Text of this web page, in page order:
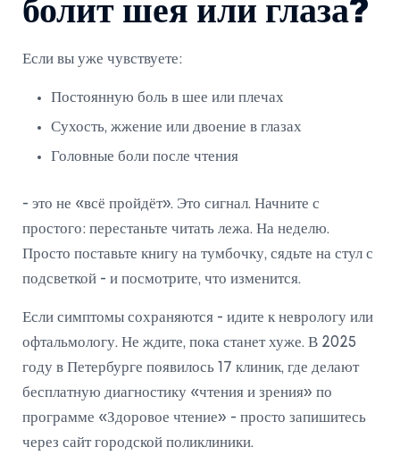
болит шея или глаза?
Если вы уже чувствуете:
Постоянную боль в шее или плечах
Сухость, жжение или двоение в глазах
Головные боли после чтения
- это не «всё пройдёт». Это сигнал. Начните с
простого: перестаньте читать лежа. На неделю.
Просто поставьте книгу на тумбочку, сядьте на стул с
подсветкой - и посмотрите, что изменится.
Если симптомы сохраняются - идите к неврологу или
офтальмологу. Не ждите, пока станет хуже. В 2025
году в Петербурге появилось 17 клиник, где делают
бесплатную диагностику «чтения и зрения» по
программе «Здоровое чтение» - просто запишитесь
через сайт городской поликлиники.